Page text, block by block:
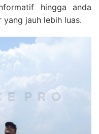
hingga anda
jauh lebih luas.